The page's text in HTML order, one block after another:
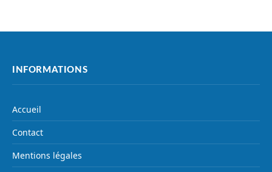
INFORMATIONS
Accueil
Contact
Mentions légales